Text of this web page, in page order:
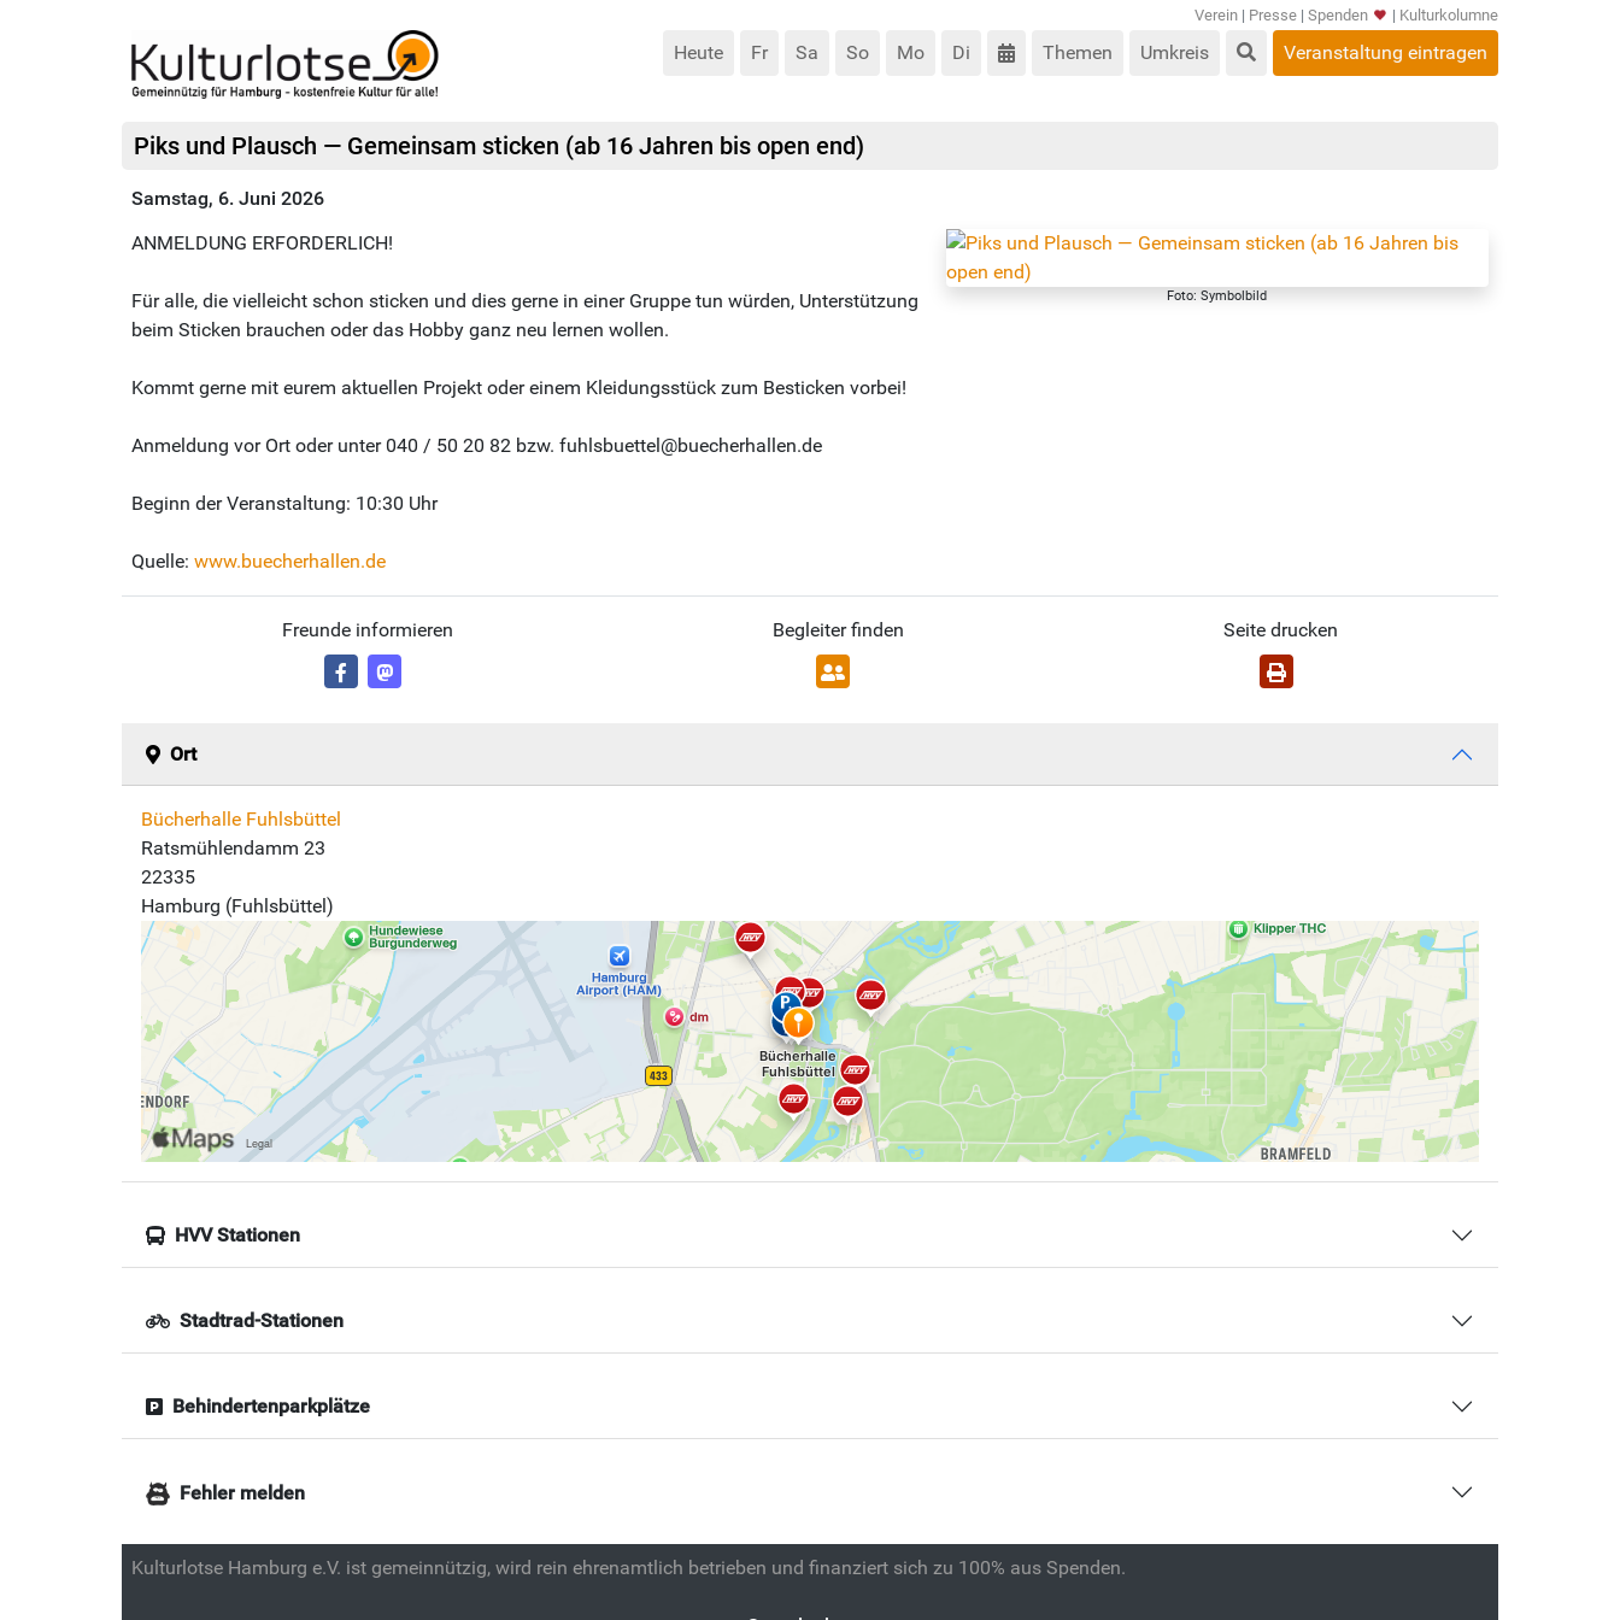
Verein | Presse | Spenden | Kulturkolumne
Heute Fr Sa So Mo Di Themen Umkreis Veranstaltung eintragen
Piks und Plausch — Gemeinsam sticken (ab 16 Jahren bis open end)
Samstag, 6. Juni 2026
Foto: Symbolbild
ANMELDUNG ERFORDERLICH!
Für alle, die vielleicht schon sticken und dies gerne in einer Gruppe tun würden, Unterstützung
beim Sticken brauchen oder das Hobby ganz neu lernen wollen.
Kommt gerne mit eurem aktuellen Projekt oder einem Kleidungsstück zum Besticken vorbei!
Anmeldung vor Ort oder unter 040 / 50 20 82 bzw. fuhlsbuettel@buecherhallen.de
Beginn der Veranstaltung: 10:30 Uhr
Quelle: www.buecherhallen.de
Freunde informieren Begleiter finden Seite drucken
Ort
Bücherhalle Fuhlsbüttel
Ratsmühlendamm 23
22335
Hamburg (Fuhlsbüttel)
HVV Stationen
Stadtrad-Stationen
Behindertenparkplätze
Fehler melden
Kulturlotse Hamburg e.V. ist gemeinnützig, wird rein ehrenamtlich betrieben und finanziert sich zu 100% aus Spenden.